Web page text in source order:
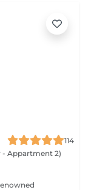
114
- Appartment 2)